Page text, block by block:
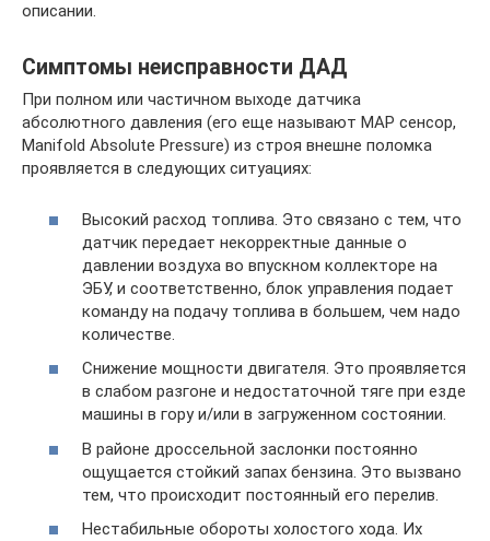
описании.
Симптомы неисправности ДАД
При полном или частичном выходе датчика
абсолютного давления (его еще называют MAP сенсор,
Manifold Absolute Pressure) из строя внешне поломка
проявляется в следующих ситуациях:
Высокий расход топлива. Это связано с тем, что
датчик передает некорректные данные о
давлении воздуха во впускном коллекторе на
ЭБУ, и соответственно, блок управления подает
команду на подачу топлива в большем, чем надо
количестве.
Снижение мощности двигателя. Это проявляется
в слабом разгоне и недостаточной тяге при езде
машины в гору и/или в загруженном состоянии.
В районе дроссельной заслонки постоянно
ощущается стойкий запах бензина. Это вызвано
тем, что происходит постоянный его перелив.
Нестабильные обороты холостого хода. Их